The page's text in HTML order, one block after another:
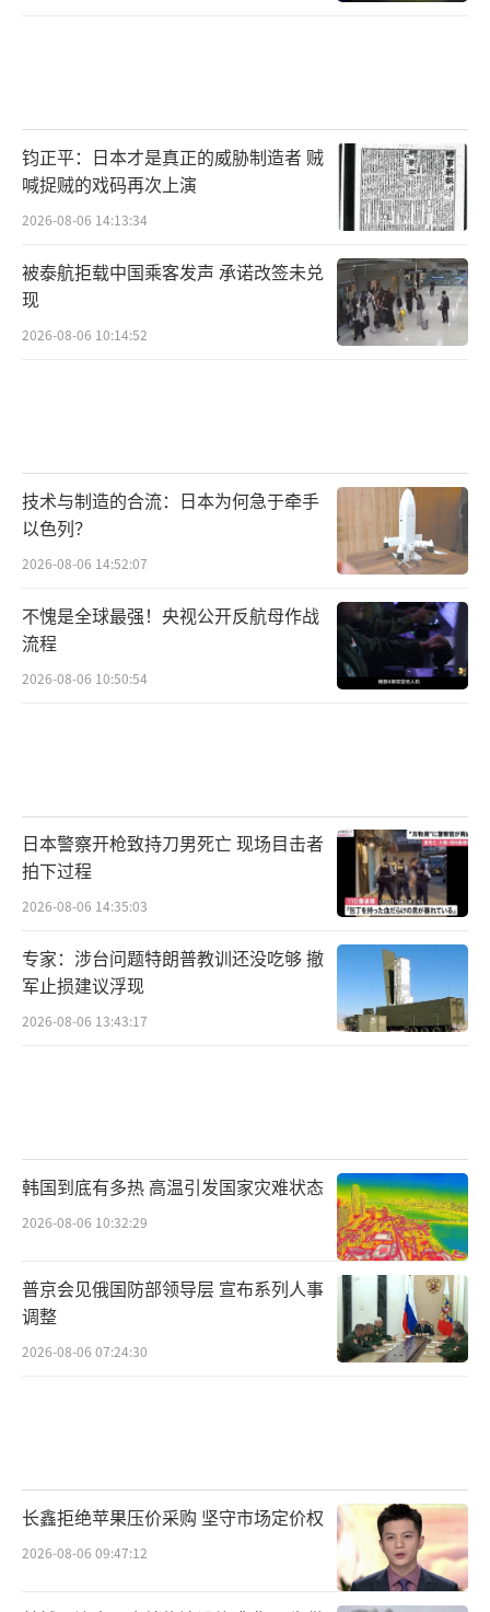
这场漫长的消耗。战争从来都不是因为谁喊了
一声“停”就结束的，而是打到最后双方发现
再打下去赚不到便宜了，才会真正坐下来谈。
现在的欧洲就是在那个“赚不到便宜甚至要亏
大本”的边缘疯狂试探。
这事儿最大的启示就是，国际关系里没有
永恒的朋友或敌人，全都是利益在那儿摆着。
盘上的代价。（责任编辑：卢其龙 CM0882）
钧正平：日本才是真正的威胁制造者 贼
喊捉贼的戏码再次上演
2026-08-06 14:13:34
被泰航拒载中国乘客发声 承诺改签未兑
现
2026-08-06 10:14:52
技术与制造的合流：日本为何急于牵手
以色列？
2026-08-06 14:52:07
不愧是全球最强！央视公开反航母作战
流程
2026-08-06 10:50:54
日本警察开枪致持刀男死亡 现场目击者
拍下过程
2026-08-06 14:35:03
专家：涉台问题特朗普教训还没吃够 撤
军止损建议浮现
2026-08-06 13:43:17
韩国到底有多热 高温引发国家灾难状态
2026-08-06 10:32:29
普京会见俄国防部领导层 宣布系列人事
调整
2026-08-06 07:24:30
长鑫拒绝苹果压价采购 坚守市场定价权
2026-08-06 09:47:12